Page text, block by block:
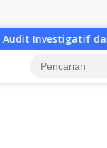
Terbuka